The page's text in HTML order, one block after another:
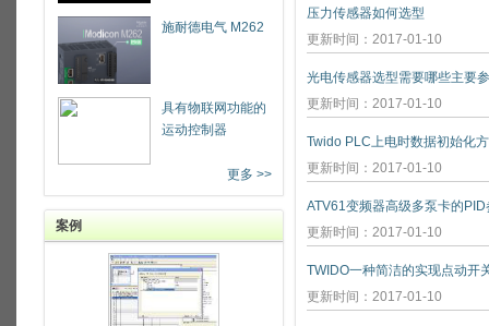
施耐德电气 M262
具有物联网功能的
运动控制器
更多 >>
案例
压力传感器如何选型
更新时间：2017-01-10
光电传感器选型需要哪些主要
更新时间：2017-01-10
Twido PLC上电时数据初始化
更新时间：2017-01-10
ATV61变频器高级多泵卡的
更新时间：2017-01-10
TWIDO一种简洁的实现点动开
更新时间：2017-01-10